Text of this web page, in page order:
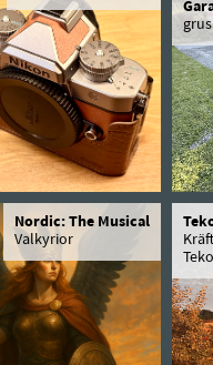
Nordic: The Musical
Valkyrior